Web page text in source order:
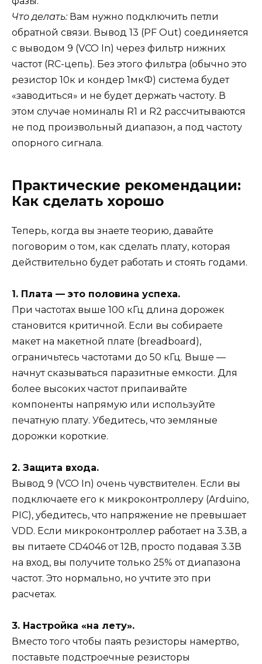
Что делать:Вам нужно подключить петли
обратной связи. Вывод 13 (PF Out) соединяется
с выводом 9 (VCO In) через фильтр нижних
частот (RC-цепь). Без этого фильтра (обычно это
резистор 10к и кондер 1мкФ) система будет
«заводиться» и не будет держать частоту. В
этом случае номиналы R1 и R2 рассчитываются
не под произвольный диапазон, а под частоту
опорного сигнала.
Практические рекомендации:
Как сделать хорошо
Теперь, когда вы знаете теорию, давайте
поговорим о том, как сделать плату, которая
действительно будет работать и стоять годами.
1. Плата — это половина успеха.
При частотах выше 100 кГц длина дорожек
становится критичной. Если вы собираете
макет на макетной плате (breadboard),
ограничьтесь частотами до 50 кГц. Выше —
начнут сказываться паразитные емкости. Для
более высоких частот припаивайте
компоненты напрямую или используйте
печатную плату. Убедитесь, что земляные
дорожки короткие.
2. Защита входа.
Вывод 9 (VCO In) очень чувствителен. Если вы
подключаете его к микроконтроллеру (Arduino,
PIC), убедитесь, что напряжение не превышает
VDD. Если микроконтроллер работает на 3.3В, а
вы питаете CD4046 от 12В, просто подавая 3.3В
на вход, вы получите только 25% от диапазона
частот. Это нормально, но учтите это при
расчетах.
3. Настройка «на лету».
Вместо того чтобы паять резисторы намертво,
поставьте подстроечные резисторы